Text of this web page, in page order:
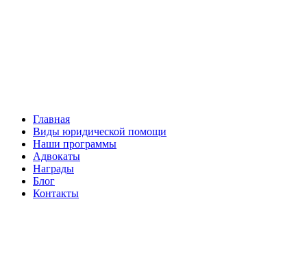
Главная
Виды юридической помощи
Наши программы
Адвокаты
Награды
Блог
Контакты